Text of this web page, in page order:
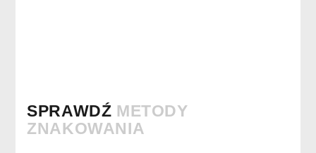
SPRAWDŹ METODY
ZNAKOWANIA